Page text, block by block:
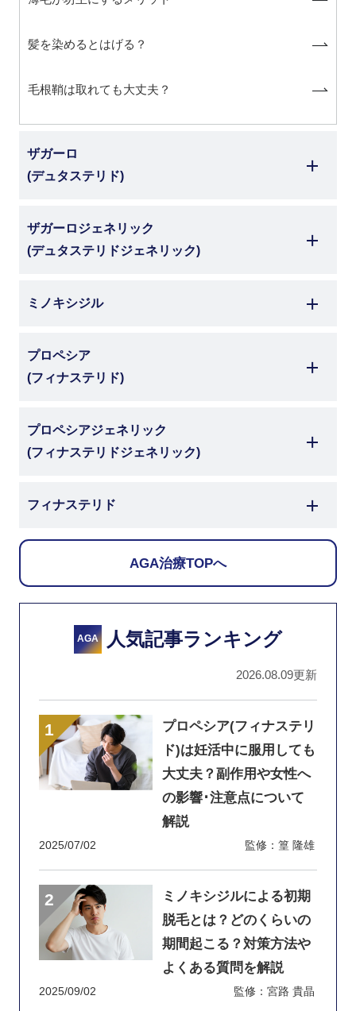
髪を染めるとはげる？
毛根鞘は取れても大丈夫？
ザガーロ
(デュタステリド)
ザガーロジェネリック
(デュタステリドジェネリック)
ミノキシジル
プロペシア
(フィナステリド)
プロペシアジェネリック
(フィナステリドジェネリック)
フィナステリド
AGA治療TOPへ
AGA 人気記事ランキング
2026.08.09更新
プロペシア(フィナステリ
ド)は妊活中に服用しても
大丈夫？副作用や女性へ
の影響･注意点について
解説
2025/07/02 監修：篁 隆雄
ミノキシジルによる初期
脱毛とは？どのくらいの
期間起こる？対策方法や
よくある質問を解説
2025/09/02 監修：宮路 貴晶